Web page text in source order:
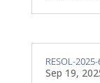
RESOL-
Sep 19,